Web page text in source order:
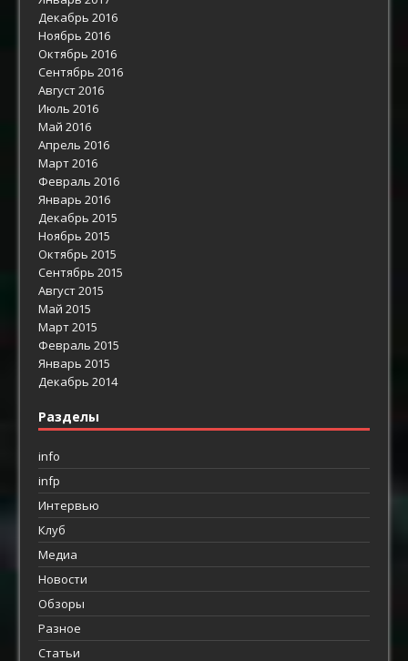
Декабрь 2016
Ноябрь 2016
Октябрь 2016
Сентябрь 2016
Август 2016
Июль 2016
Май 2016
Апрель 2016
Март 2016
Февраль 2016
Январь 2016
Декабрь 2015
Ноябрь 2015
Октябрь 2015
Сентябрь 2015
Август 2015
Май 2015
Март 2015
Февраль 2015
Январь 2015
Декабрь 2014
Разделы
info
infp
Интервью
Клуб
Медиа
Новости
Обзоры
Разное
Статьи